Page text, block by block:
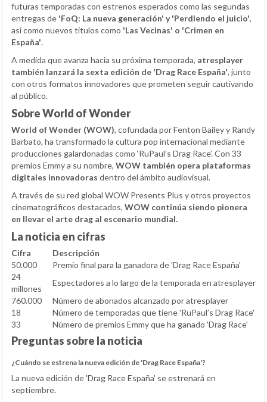
futuras temporadas con estrenos esperados como las segundas
entregas de 'FoQ: La nueva generación' y 'Perdiendo el juicio',
así como nuevos títulos como 'Las Vecinas' o 'Crimen en
España'.
A medida que avanza hacia su próxima temporada, atresplayer
también lanzará la sexta edición de 'Drag Race España', junto
con otros formatos innovadores que prometen seguir cautivando
al público.
Sobre World of Wonder
World of Wonder (WOW), cofundada por Fenton Bailey y Randy
Barbato, ha transformado la cultura pop internacional mediante
producciones galardonadas como ‘RuPaul’s Drag Race’. Con 33
premios Emmy a su nombre, WOW también opera plataformas
digitales innovadoras dentro del ámbito audiovisual.
A través de su red global WOW Presents Plus y otros proyectos
cinematográficos destacados, WOW continúa siendo pionera
en llevar el arte drag al escenario mundial.
La noticia en cifras
Cifra
Descripción
50.000
Premio final para la ganadora de 'Drag Race España'
24
millones
Espectadores a lo largo de la temporada en atresplayer
760.000
Número de abonados alcanzado por atresplayer
18
Número de temporadas que tiene 'RuPaul’s Drag Race'
33
Número de premios Emmy que ha ganado 'Drag Race'
Preguntas sobre la noticia
¿Cuándo se estrena la nueva edición de 'Drag Race España'?
La nueva edición de 'Drag Race España' se estrenará en
septiembre.